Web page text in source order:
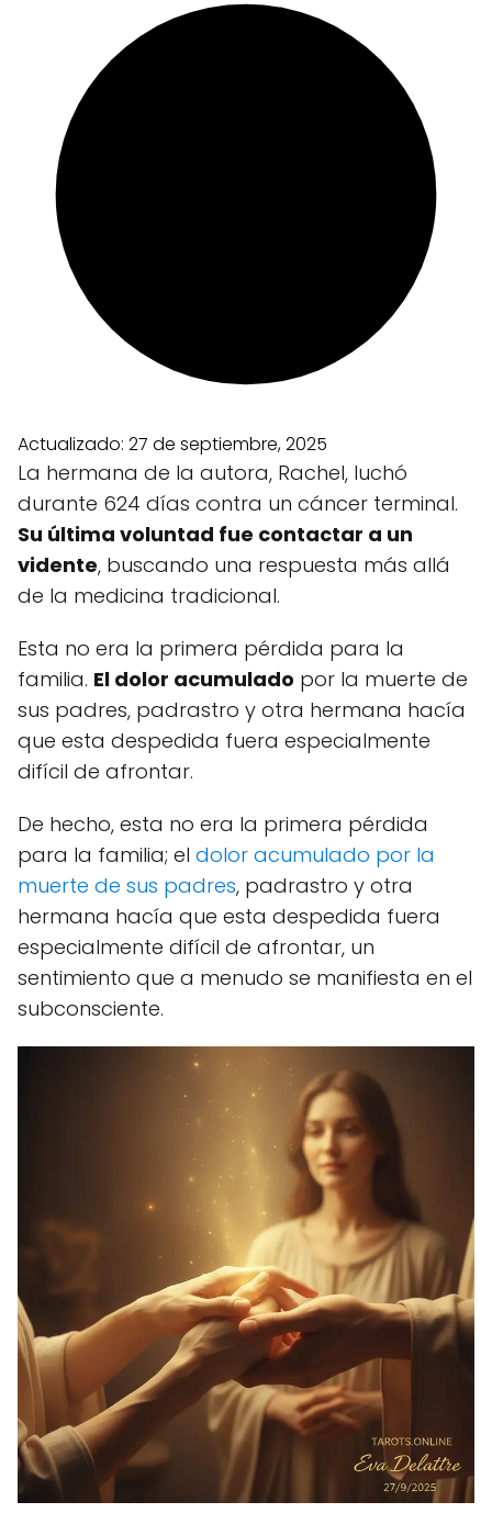
Actualizado: 27 de septiembre, 2025
La hermana de la autora, Rachel, luchó
durante 624 días contra un cáncer terminal.
Su última voluntad fue contactar a un
vidente, buscando una respuesta más allá
de la medicina tradicional.
Esta no era la primera pérdida para la
familia. El dolor acumulado por la muerte de
sus padres, padrastro y otra hermana hacía
que esta despedida fuera especialmente
difícil de afrontar.
De hecho, esta no era la primera pérdida
para la familia; el dolor acumulado por la
muerte de sus padres, padrastro y otra
hermana hacía que esta despedida fuera
especialmente difícil de afrontar, un
sentimiento que a menudo se manifiesta en el
subconsciente.